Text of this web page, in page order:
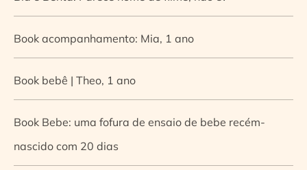
Book acompanhamento: Mia, 1 ano
Book bebê | Theo, 1 ano
Book Bebe: uma fofura de ensaio de bebe recém-
nascido com 20 dias